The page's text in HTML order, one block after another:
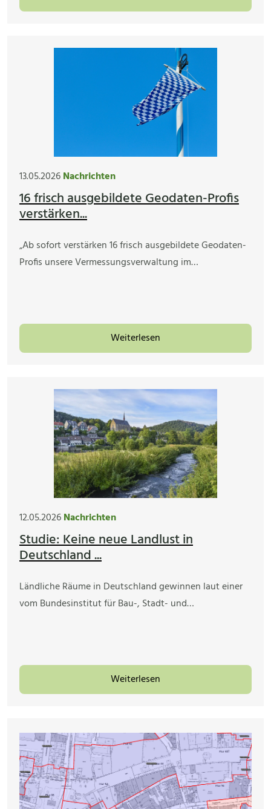
13.05.2026Nachrichten
16 frisch ausgebildete Geodaten-Profis
verstärken...
„Ab sofort verstärken 16 frisch ausgebildete Geodaten-
Profis unsere Vermessungsverwaltung im…
Weiterlesen
12.05.2026Nachrichten
Studie: Keine neue Landlust in
Deutschland ...
Ländliche Räume in Deutschland gewinnen laut einer
vom Bundesinstitut für Bau-, Stadt- und…
Weiterlesen